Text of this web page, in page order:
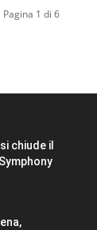
Pagina 1 di 6
chiude il